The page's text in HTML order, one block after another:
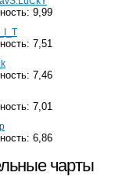
9,99
7,51
7,46
7,01
6,86
чарты